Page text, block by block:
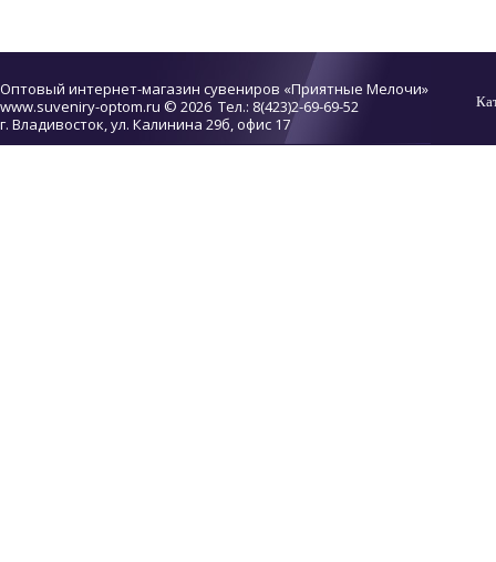
Оптовый интернет-магазин сувениров «Приятные Мелочи»
www.suveniry-optom.ru © 2026 Тел.: 8(423)2-69-69-52
г. Владивосток, ул. Калинина 29б, офис 17